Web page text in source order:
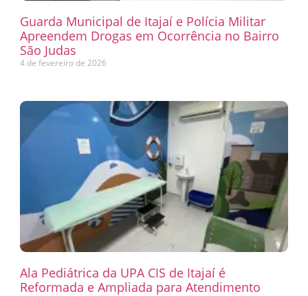
Guarda Municipal de Itajaí e Polícia Militar
Apreendem Drogas em Ocorrência no Bairro
São Judas
4 de fevereiro de 2026
Ala Pediátrica da UPA CIS de Itajaí é
Reformada e Ampliada para Atendimento